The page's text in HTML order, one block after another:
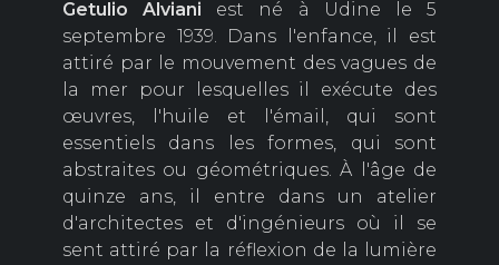
Getulio Alviani est né à Udine le 5
septembre 1939. Dans l'enfance, il est
attiré par le mouvement des vagues de
la mer pour lesquelles il exécute des
œuvres, l'huile et l'émail, qui sont
essentiels dans les formes, qui sont
abstraites ou géométriques. À l'âge de
quinze ans, il entre dans un atelier
d'architectes et d'ingénieurs où il se
sent attiré par la réflexion de la lumière